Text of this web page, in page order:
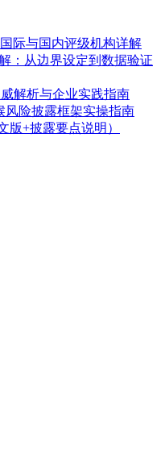
际与国内评级机构详解
：从边界设定到数据验证
解析与企业实践指南
风险披露框架实操指南
版+披露要点说明）